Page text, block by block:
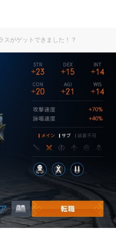
スがゲットできました！？